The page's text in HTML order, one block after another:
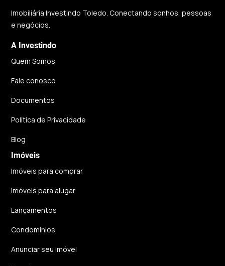
Imobiliária Investindo Toledo. Conectando sonhos, pessoas
e negócios.
A Investindo
Quem Somos
Fale conosco
Documentos
Política de Privacidade
Blog
Imóveis
Imóveis para comprar
Imóveis para alugar
Lançamentos
Condomínios
Anunciar seu imóvel